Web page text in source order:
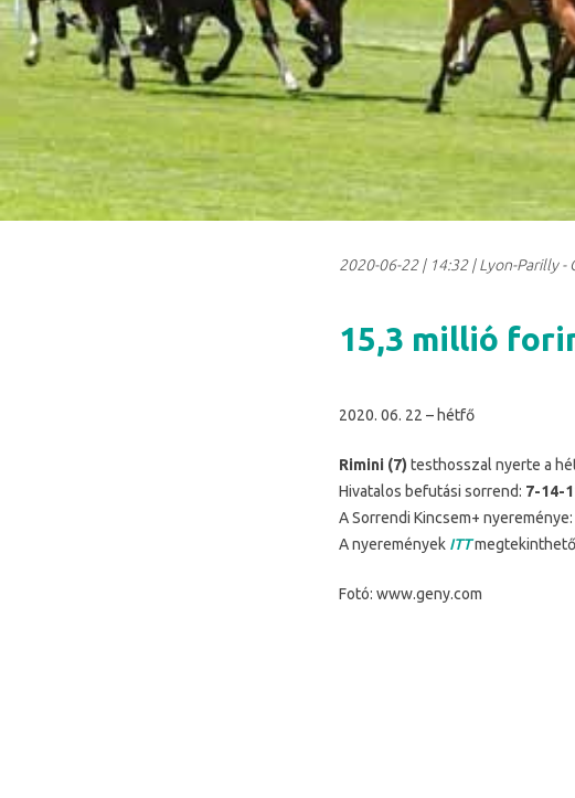
2020-06-22| 14:32| Lyon-Parilly -
15,3 millió
2020. 06. 22 – hétfő
Rimini (7) testhosszal nyerte a
Hivatalos befutási sorrend: 7-14-
A Sorrendi Kincsem+
A nyeremények ITT
Fotó: www.geny.com